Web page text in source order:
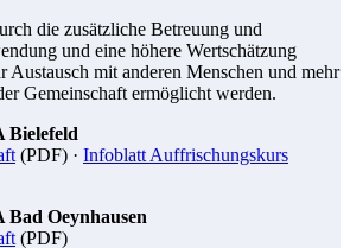
die zusätzliche Betreuung und
und eine höhere Wertschätzung
Austausch mit anderen Menschen und mehr
Gemeinschaft ermöglicht werden.
Bielefeld
(PDF) · Infoblatt Auffrischungskurs
Bad Oeynhausen
(PDF)